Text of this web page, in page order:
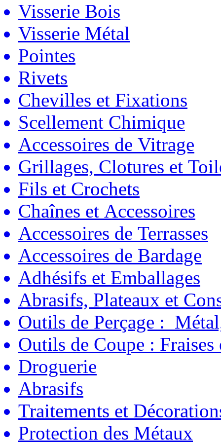
Visserie Bois
Visserie Métal
Pointes
Rivets
Chevilles et Fixations
Scellement Chimique
Accessoires de Vitrage
Grillages, Clotures et
Fils et Crochets
Chaînes et Accessoires
Accessoires de Terrasses
Accessoires de Bardage
Adhésifs et Emballages
Abrasifs, Plateaux et
Outils de Perçage :
Outils de Coupe : Fraises
Droguerie
Abrasifs
Traitements et
Protection des Métaux